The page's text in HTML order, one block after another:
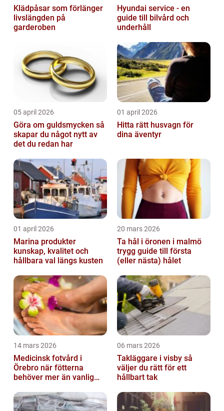
Klädpåsar som förlänger
livslängden på
garderoben
Hyundai service - en
guide till bilvård och
underhåll
05 april 2026
Göra om guldsmycken så
skapar du något nytt av
det du redan har
01 april 2026
Hitta rätt husvagn för
dina äventyr
01 april 2026
Marina produkter
kunskap, kvalitet och
hållbara val längs kusten
20 mars 2026
Ta hål i öronen i malmö
trygg guide till första
(eller nästa) hålet
14 mars 2026
Medicinsk fotvård i
Örebro när fötterna
behöver mer än vanlig
06 mars 2026
Takläggare i visby så
väljer du rätt för ett
hållbart tak